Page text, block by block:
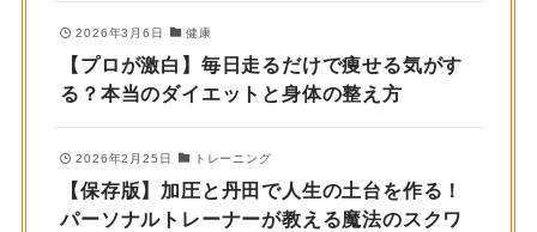
2026年3月6日 健康
【プロが激白】毎日走るだけで痩せる気がす
る？本当のダイエットと身体の整え方
2026年2月25日 トレーニング
【保存版】加圧と丹田で人生の土台を作る！
パーソナルトレーナーが教える魔法のスクワ